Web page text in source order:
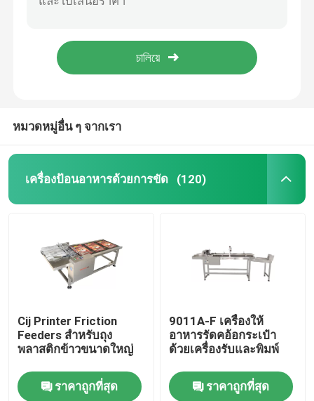
เครื่องปั่นกระดาษ
เครื่องเพจจิ้ง
เครื่องขนไข่
พิมพ์ ใช้ระบบการติดป้าย
ตารางเลื่อนสําหรับการโค้ด
หมวดหมู่อื่น ๆ จากเรา
เครื่องป้อนอาหารด้วยการขัด (120)
Cij Printer Friction
Feeders สําหรับถุง
พลาสติกข้าวขนาดใหญ่
ราคาถูกที่สุด
9011A-F เครื่องให้
อาหารรัดคอ้อกระเป๋า
ด้วยเครื่องรับและพิมพ์
ราคาถูกที่สุด